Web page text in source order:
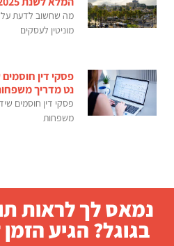
מה שחשוב לדעת על
מוניטין לעסקים
פסקי דין חוסמים
נט מדריך
פסקי דין חוסמים
משפחות
נמאס לך לראות
בגוגל? הגיע